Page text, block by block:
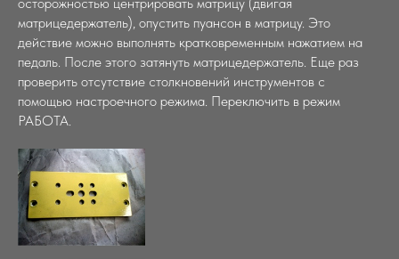
осторожностью центрировать матрицу (двигая
матрицедержатель), опустить пуансон в матрицу. Это
действие можно выполнять кратковременным нажатием на
педаль. После этого затянуть матрицедержатель. Еще раз
проверить отсутствие столкновений инструментов с
помощью настроечного режима. Переключить в режим
РАБОТА.